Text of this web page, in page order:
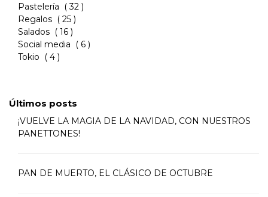
Pastelería ( 32 )
Regalos ( 25 )
Salados ( 16 )
Social media ( 6 )
Tokio ( 4 )
Últimos posts
¡VUELVE LA MAGIA DE LA NAVIDAD, CON NUESTROS
PANETTONES!
PAN DE MUERTO, EL CLÁSICO DE OCTUBRE